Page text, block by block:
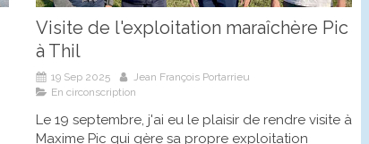
Visite de l'exploitation maraîchère Pic
à Thil
19 Sep 2025
Jean François Portarrieu
En circonscription
Le 19 septembre, j'ai eu le plaisir de rendre visite à
Maxime Pic qui gère sa propre exploitation